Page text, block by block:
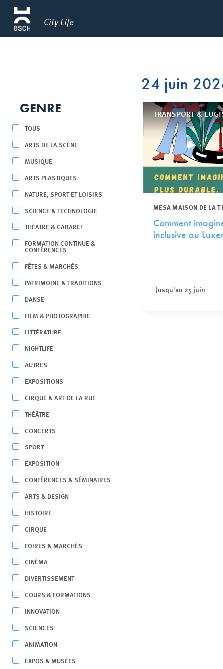
City Life
GENRE
TOUS
ARTS DE LA SCÈNE
MUSIQUE
ARTS PLASTIQUES
NATURE, SPORT ET LOISIRS
SCIENCE & TECHNOLOGIE
THÉATRE & CABARET
FORMATION CONTINUE &
CONFÉRENCES
FÊTES & MARCHÉS
PATRIMOINE & TRADITIONS
DANSE
FILM & PHOTOGRAPHIE
LITTÉRATURE
NIGHTLIFE
AUTRES
EXPOSITIONS
CIRQUE & ART DE LA RUE
THÉÂTRE
CONCERTS
SPORT
EXPOSITION
CONFÉRENCES & SÉMINAIRES
ARTS & DESIGN
HISTOIRE
CIRQUE
FOIRES & MARCHÉS
CINÉMA
DIVERTISSEMENT
COURS & FORMATIONS
INNOVATION
SCIENCES
ANIMATION
EXPOS & MUSÉES
24 juin
TRANSPORT &
MESA MAISON DE LA
Comment
inclusive au
Jusqu'au 25 juin